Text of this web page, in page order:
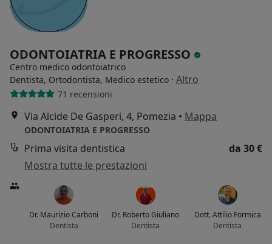
ODONTOIATRIA E PROGRESSO
Centro medico odontoiatrico
Dentista, Ortodontista, Medico estetico · Altro
71 recensioni
Via Alcide De Gasperi, 4, Pomezia • Mappa
ODONTOIATRIA E PROGRESSO
Prima visita dentistica
da 30 €
Mostra tutte le prestazioni
Dr. Maurizio Carboni
Dentista
Dr. Roberto Giuliano
Dentista
Dott. Attilio Formica
Dentista